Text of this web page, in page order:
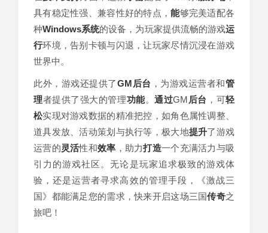
具有稳定性强、兼容性好的特点，能够完美适配各
种Windows系统的设备，为玩家提供流畅的游戏运
行环境，告别卡顿与闪退，让玩家尽情沉浸在游戏
世界中。
此外，游戏还提供了GM后台 ，为游戏运营者和管
理者提供了强大的管理功能。通过GM 后台 ，可轻
松实现对游戏数据的精准把控，如角色属性调整、
道具发放、活动策划与执行等，极大地提升了游戏
运营的灵活性和效率 ，助力打造一个充满活力与吸
引力的游戏社区。无论是玩家追求极致的游戏体
验，还是运营者寻求高效的管理手段，《激战三
国》都能满足您的需求，快来开启这场三国传奇之
旅吧！